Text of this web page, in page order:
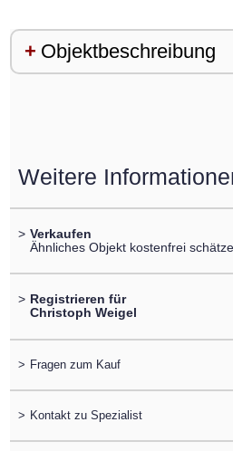
Objektbeschreibung
Weitere
> Verkaufen
Ähnliches Objekt kostenfrei
> Registrieren für
Christoph Weigel
> Fragen zum Kauf
> Kontakt zu Spezialist